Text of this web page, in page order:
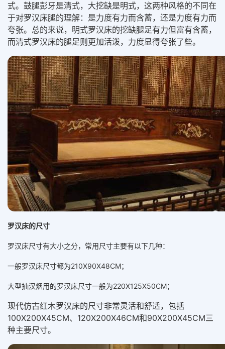
式。鼓腿彭牙是清式，大挖缺是明式，这两种风格的不同在
于对罗汉床腿的理解：是力度有力而含蓄，还是力度有力而
夸张。总的来说，明式罗汉床的挖缺腿足有力但富有含蓄，
而清式罗汉床的腿足则更加活泼，力度显得夸张了些。
罗汉床的尺寸
罗汉床尺寸有大小之分，常用尺寸主要有以下几种：
一般罗汉床尺寸都为210X90X48CM；
大型抽汉烟用的罗汉床尺寸一般为220X125X50CM；
现代仿古红木罗汉床的尺寸非常灵活和舒适，包括
100X200X45CM、120X200X46CM和90X200X45CM三
种主要尺寸。